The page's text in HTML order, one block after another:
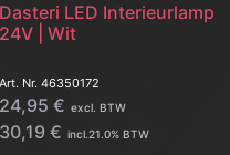
Dasteri LED Interieurlamp
24V | Wit
Art. Nr. 46350172
24,95 € excl. BTW
30,19 € incl.21.0% BTW